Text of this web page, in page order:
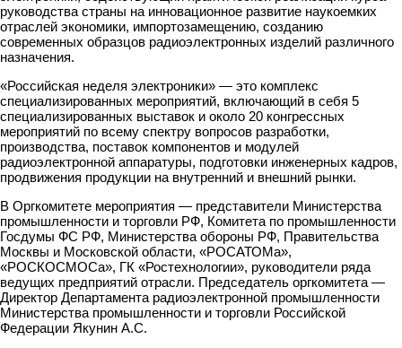
руководства страны на инновационное развитие наукоемких
отраслей экономики, импортозамещению, созданию
современных образцов радиоэлектронных изделий различного
назначения.
«Российская неделя электроники» — это комплекс
специализированных мероприятий, включающий в себя 5
специализированных выставок и около 20 конгрессных
мероприятий по всему спектру вопросов разработки,
производства, поставок компонентов и модулей
радиоэлектронной аппаратуры, подготовки инженерных кадров,
продвижения продукции на внутренний и внешний рынки.
В Оргкомитете мероприятия — представители Министерства
промышленности и торговли РФ, Комитета по промышленности
Госдумы ФС РФ, Министерства обороны РФ, Правительства
Москвы и Московской области, «РОСАТОМа»,
«РОСКОСМОСа», ГК «Ростехнологии», руководители ряда
ведущих предприятий отрасли. Председатель оргкомитета —
Директор Департамента радиоэлектронной промышленности
Министерства промышленности и торговли Российской
Федерации Якунин А.С.